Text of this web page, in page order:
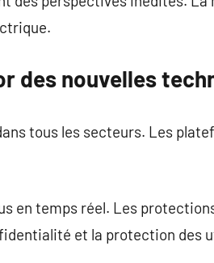
des nouvelles
tous les secteurs. Les
en temps réel. Les
et la protection des